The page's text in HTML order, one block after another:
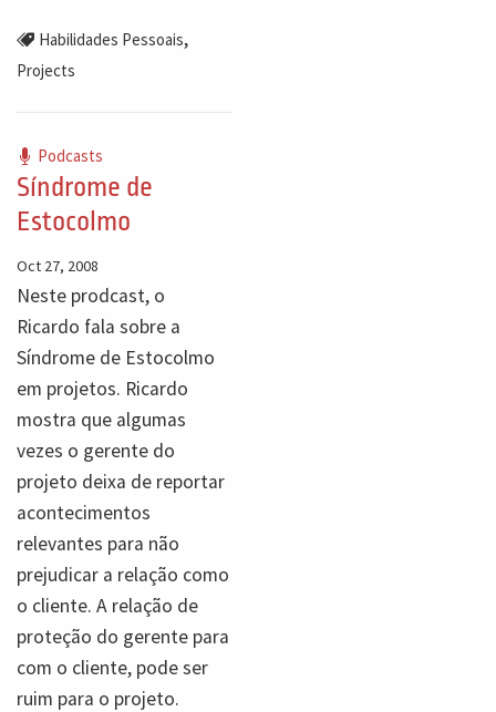
Habilidades Pessoais,
Projects
Podcasts
Síndrome de
Estocolmo
Oct 27, 2008
Neste prodcast, o
Ricardo fala sobre a
Síndrome de Estocolmo
em projetos. Ricardo
mostra que algumas
vezes o gerente do
projeto deixa de reportar
acontecimentos
relevantes para não
prejudicar a relação como
o cliente. A relação de
proteção do gerente para
com o cliente, pode ser
ruim para o projeto.